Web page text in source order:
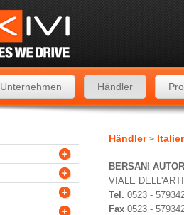
Unternehmen Händler
Händler >
BERSANI
VIALE
Tel. 0523 -
Fax 0523 -